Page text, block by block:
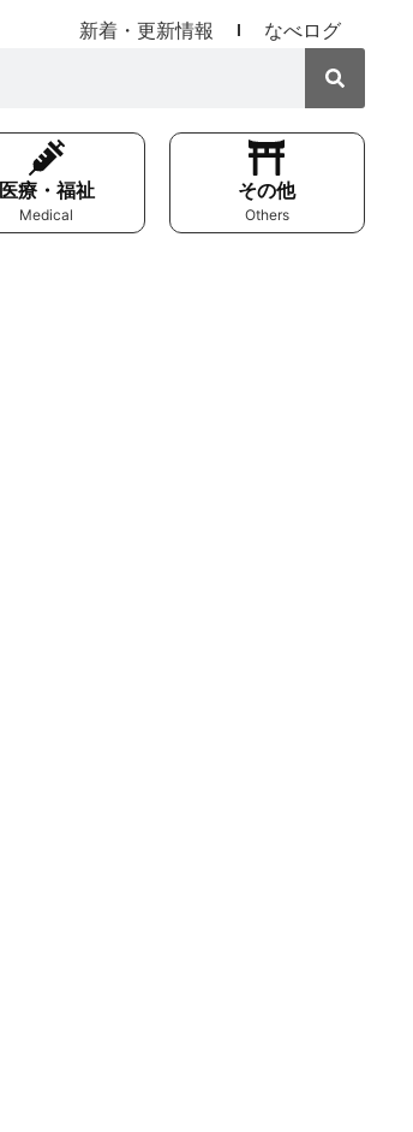
新着・更新情報 なべログ
医療・福祉
Medical
その他
Others